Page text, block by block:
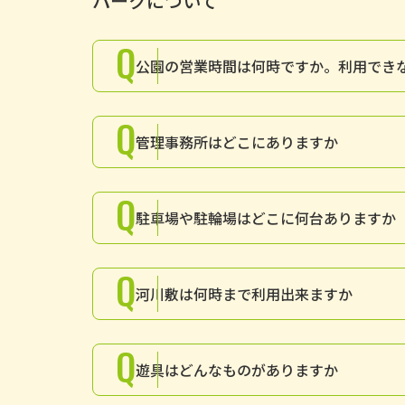
Q公園の営業時間は何時ですか。利用でき
Q管理事務所はどこにありますか
Q駐車場や駐輪場はどこに何台ありますか
Q河川敷は何時まで利用出来ますか
Q遊具はどんなものがありますか